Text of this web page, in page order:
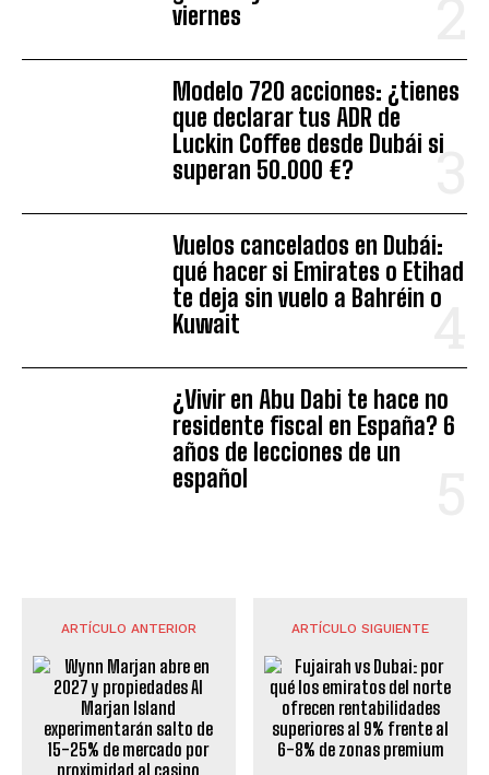
viernes
Modelo 720 acciones: ¿tienes
que declarar tus ADR de
Luckin Coffee desde Dubái si
superan 50.000 €?
Vuelos cancelados en Dubái:
qué hacer si Emirates o Etihad
te deja sin vuelo a Bahréin o
Kuwait
¿Vivir en Abu Dabi te hace no
residente fiscal en España? 6
años de lecciones de un
español
ARTÍCULO ANTERIOR ARTÍCULO SIGUIENTE